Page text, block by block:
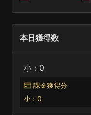
本日獲得数
小：0
課金獲得分
小：0